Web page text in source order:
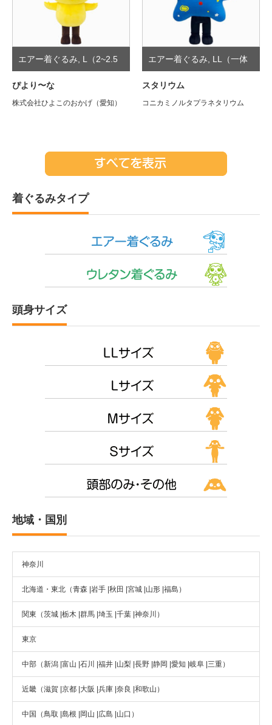
エアー着ぐるみ L（2~2.5
頭身）
ぴより〜な
株式会社ひよこのおかげ（愛知）
エアー着ぐるみ LL（一体
型）
スタリウム
コニカミノルタプラネタリウム
着ぐるみタイプ
頭身サイズ
地域・国別
神奈川
北海道・東北（青森 |岩手 |秋田 |宮城 |山形 |福島）
関東（茨城 |栃木 |群馬 |埼玉 |千葉 |神奈川）
東京
中部（新潟 |富山 |石川 |福井 |山梨 |長野 |静岡 |愛知 |岐阜 |三重）
近畿（滋賀 |京都 |大阪 |兵庫 |奈良 |和歌山）
中国（鳥取 |島根 |岡山 |広島 |山口）